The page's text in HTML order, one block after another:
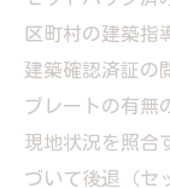
区町村の建築指
建築確認済証の
プレートの有無
現地状況を照合
づいて後退（セ